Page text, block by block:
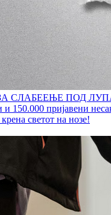
СЛАБЕЕЊЕ ПОД
и 150.000 пријавени
светот на нозе!